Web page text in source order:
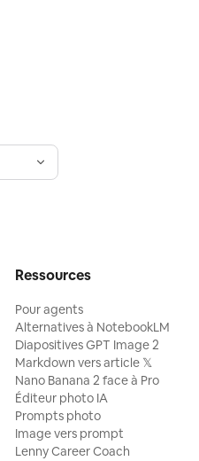
Ressources
Pour agents
Alternatives à NotebookLM
Diapositives GPT Image 2
Markdown vers article 𝕏
Nano Banana 2 face à Pro
Éditeur photo IA
Prompts photo
Image vers prompt
Lenny Career Coach